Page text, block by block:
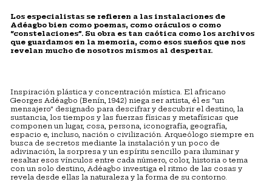
Los especialistas se refieren a las instalaciones de
Adéagbo bien como poemas, como oráculos o como
“constelaciones”. Su obra es tan caótica como los archivos
que guardamos en la memoria, como esos sueños que nos
revelan mucho de nosotros mismos al despertar.
Inspiración plástica y concentración mística. El africano
Georges Adéagbo (Benín, 1942) niega ser artista, él es “un
mensajero” designado para descifrar y descubrir el destino, la
sustancia, los tiempos y las fuerzas físicas y metafísicas que
componen un lugar, cosa, persona, iconografía, geografía,
espacio e, incluso, nación o civilización. Arqueólogo siempre en
busca de secretos mediante la instalación y un poco de
adivinación, la sorpresa y un espíritu sencillo para iluminar y
resaltar esos vínculos entre cada número, color, historia o tema
con un solo destino, Adéagbo investiga el ritmo de las cosas y
revela desde ellas la naturaleza y la forma de su contorno.